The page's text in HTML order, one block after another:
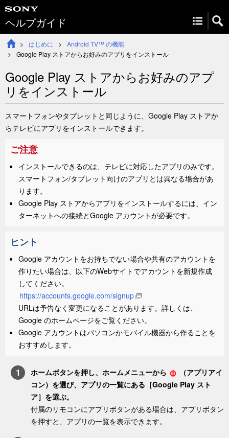
ヘルプガイド
はじめに
Android TV™ の機能
Google Play ストアからお好みのアプリをインストール
Google Play ストアからお好みのアプ
リをインストール
スマートフォンやタブレットと同じように、 Google Play ストアか
らテレビにアプリをインストールできます。
ご注意
インストールできるのは、テレビに対応したアプリのみです。
スマートフォン/タブレット向けのアプリとは異なる場合があ
ります。
Google Play ストアからアプリをインストールするには、イン
ターネットへの接続とGoogle アカウントが必要です。
ヒント
Google アカウントをお持ちでない場合や共有のアカウントを
作りたい場合は、以下のWebサイトでアカウントを新規作成
してください。
https://accounts.google.com/signup
URLは予告なく変更になることがあります。詳しくは、
Google のホームページをご覧ください。
Google アカウントはパソコンかモバイル機器から作ることを
おすすめします。
ホームボタンを押し、ホームメニューから （アプリ アイ
コン）を選び、アプリの一覧にある［Google Play スト
ア］を選ぶ。
付属のリモコンにアプリボタンがある場合は、 アプリボタン
を押すと、アプリの一覧を表示できます。